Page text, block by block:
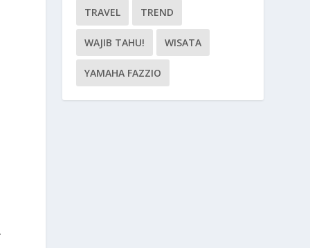
.
TRAVEL TREND
WAJIB TAHU! WISATA
YAMAHA FAZZIO